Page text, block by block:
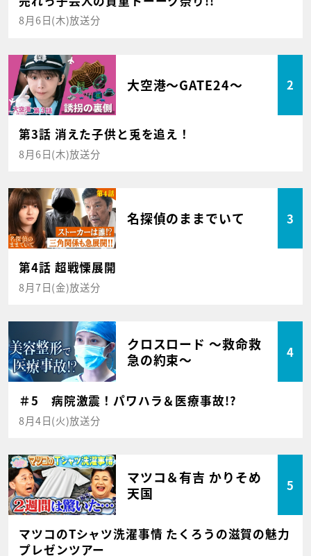
8月6日(木)放送分
大空港～GATE24～ 2
第3話 消えた子供と兎を追え！
8月6日(木)放送分
名探偵のままでいて 3
第4話 超戦慄展開
8月7日(金)放送分
クロスロード ～救命救
急の約束～
4
＃5 病院激震！パワハラ＆医療事故!?
8月4日(火)放送分
マツコ＆有吉 かりそめ
天国
5
マツコのTシャツ洗濯事情 たくろうの滋賀の魅力
プレゼンツアー